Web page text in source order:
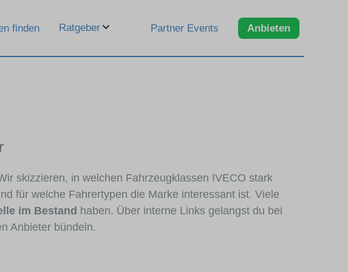
finden Ratgeber Partner Events Anbieten
skizzieren, in welchen Fahrzeugklassen IVECO stark
für welche Fahrertypen die Marke interessant ist. Viele
im Bestand haben. Über interne Links gelangst du bei
Anbieter bündeln.